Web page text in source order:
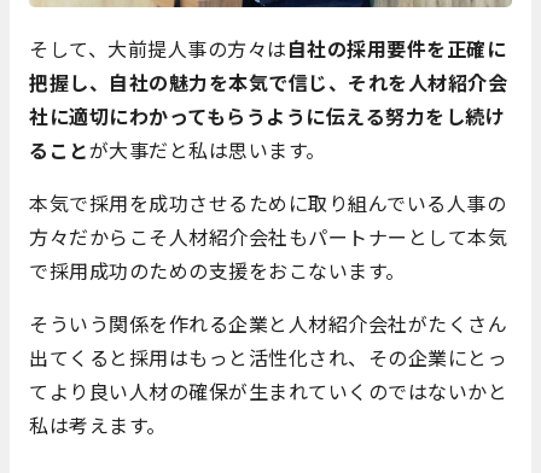
そして、大前提人事の方々は自社の採用要件を正確に
把握し、自社の魅力を本気で信じ、それを人材紹介会
社に適切にわかってもらうように伝える努力をし続け
ることが大事だと私は思います。
本気で採用を成功させるために取り組んでいる人事の
方々だからこそ人材紹介会社もパートナーとして本気
で採用成功のための支援をおこないます。
そういう関係を作れる企業と人材紹介会社がたくさん
出てくると採用はもっと活性化され、その企業にとっ
てより良い人材の確保が生まれていくのではないかと
私は考えます。